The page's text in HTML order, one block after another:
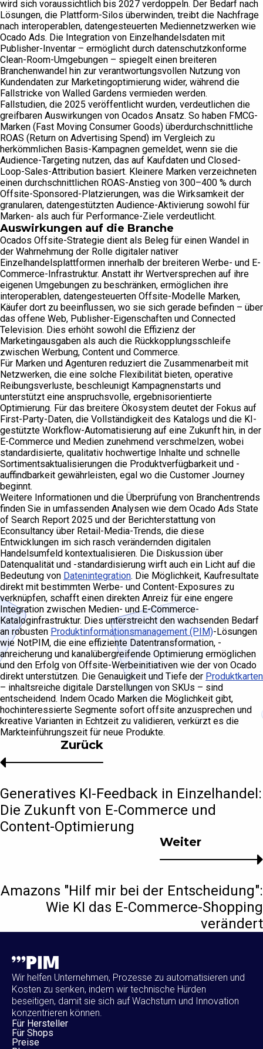
wird sich voraussichtlich bis 2027 verdoppeln. Der Bedarf nach
Lösungen, die Plattform-Silos überwinden, treibt die Nachfrage
nach interoperablen, datengesteuerten Mediennetzwerken wie
Ocado Ads. Die Integration von Einzelhandelsdaten mit
Publisher-Inventar – ermöglicht durch datenschutzkonforme
Clean-Room-Umgebungen – spiegelt einen breiteren
Branchenwandel hin zur verantwortungsvollen Nutzung von
Kundendaten zur Marketingoptimierung wider, während die
Fallstricke von Walled Gardens vermieden werden.
Fallstudien, die 2025 veröffentlicht wurden, verdeutlichen die
greifbaren Auswirkungen von Ocados Ansatz. So haben FMCG-
Marken (Fast Moving Consumer Goods) überdurchschnittliche
ROAS (Return on Advertising Spend) im Vergleich zu
herkömmlichen Basis-Kampagnen gemeldet, wenn sie die
Audience-Targeting nutzen, das auf Kaufdaten und Closed-
Loop-Sales-Attribution basiert. Kleinere Marken verzeichneten
einen durchschnittlichen ROAS-Anstieg von 300–400 % durch
Offsite-Sponsored-Platzierungen, was die Wirksamkeit der
granularen, datengestützten Audience-Aktivierung sowohl für
Marken- als auch für Performance-Ziele verdeutlicht.
Auswirkungen auf die Branche
Ocados Offsite-Strategie dient als Beleg für einen Wandel in
der Wahrnehmung der Rolle digitaler nativer
Einzelhandelsplattformen innerhalb der breiteren Werbe- und E-
Commerce-Infrastruktur. Anstatt ihr Wertversprechen auf ihre
eigenen Umgebungen zu beschränken, ermöglichen ihre
interoperablen, datengesteuerten Offsite-Modelle Marken,
Käufer dort zu beeinflussen, wo sie sich gerade befinden – über
das offene Web, Publisher-Eigenschaften und Connected
Television. Dies erhöht sowohl die Effizienz der
Marketingausgaben als auch die Rückkopplungsschleife
zwischen Werbung, Content und Commerce.
Für Marken und Agenturen reduziert die Zusammenarbeit mit
Netzwerken, die eine solche Flexibilität bieten, operative
Reibungsverluste, beschleunigt Kampagnenstarts und
unterstützt eine anspruchsvolle, ergebnisorientierte
Optimierung. Für das breitere Ökosystem deutet der Fokus auf
First-Party-Daten, die Vollständigkeit des Katalogs und die KI-
gestützte Workflow-Automatisierung auf eine Zukunft hin, in der
E-Commerce und Medien zunehmend verschmelzen, wobei
standardisierte, qualitativ hochwertige Inhalte und schnelle
Sortimentsaktualisierungen die Produktverfügbarkeit und -
auffindbarkeit gewährleisten, egal wo die Customer Journey
beginnt.
Weitere Informationen und die Überprüfung von Branchentrends
finden Sie in umfassenden Analysen wie dem Ocado Ads State
of Search Report 2025 und der Berichterstattung von
Econsultancy über Retail-Media-Trends, die diese
Entwicklungen im sich rasch verändernden digitalen
Handelsumfeld kontextualisieren. Die Diskussion über
Datenqualität und -standardisierung wirft auch ein Licht auf die
Bedeutung von Datenintegration. Die Möglichkeit, Kaufresultate
direkt mit bestimmten Werbe- und Content-Exposures zu
verknüpfen, schafft einen direkten Anreiz für eine engere
Integration zwischen Medien- und E-Commerce-
Kataloginfrastruktur. Dies unterstreicht den wachsenden Bedarf
an robusten Produktinformationsmanagement (PIM)-Lösungen
wie NotPIM, die eine effiziente Datentransformation, -
anreicherung und kanalübergreifende Optimierung ermöglichen
und den Erfolg von Offsite-Werbeinitiativen wie der von Ocado
direkt unterstützen. Die Genauigkeit und Tiefe der Produktkarten
– inhaltsreiche digitale Darstellungen von SKUs – sind
entscheidend. Indem Ocado Marken die Möglichkeit gibt,
hochinteressierte Segmente sofort offsite anzusprechen und
kreative Varianten in Echtzeit zu validieren, verkürzt es die
Markteinführungszeit für neue Produkte.
Weiter
Amazons "Hilf mir bei der Entscheidung":
Wie KI das E-Commerce-Shopping
verändert
Zurück
Generatives KI-Feedback in Einzelhandel:
Die Zukunft von E-Commerce und
Content-Optimierung
Wir helfen Unternehmen, Prozesse zu automatisieren und
Kosten zu senken, indem wir technische Hürden
beseitigen, damit sie sich auf Wachstum und Innovation
konzentrieren können.
Für Hersteller
Für Shops
Preise